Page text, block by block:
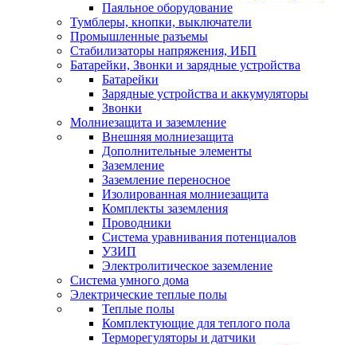
Паяльное оборудование
Тумблеры, кнопки, выключатели
Промышленные разъемы
Стабилизаторы напряжения, ИБП
Батарейки, Звонки и зарядные устройства
Батарейки
Зарядные устройства и аккумуляторы
Звонки
Молниезащита и заземление
Внешняя молниезащита
Дополнительные элементы
Заземление
Заземление переносное
Изолированная молниезащита
Комплекты заземления
Проводники
Система уравнивания потенциалов
УЗИП
Электролитическое заземление
Система умного дома
Электрические теплые полы
Теплые полы
Комплектующие для теплого пола
Терморегуляторы и датчики